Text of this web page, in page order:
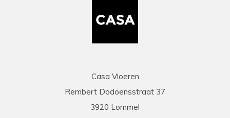
Casa Vloeren
Rembert Dodoensstraat 37
3920 Lommel